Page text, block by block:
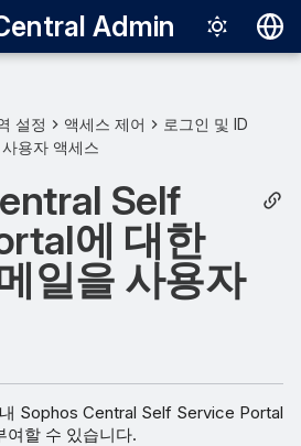
Admin
English
Italiano
日本語
설정 액세스 제어
로그인 및 ID
사용자 액세스
Self
에 대한
일을 사용자
Sophos Central Self Service Portal
여할 수 있습니다.